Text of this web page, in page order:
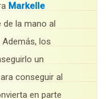
Markelle
la mano al
los
un
conseguir al
en parte